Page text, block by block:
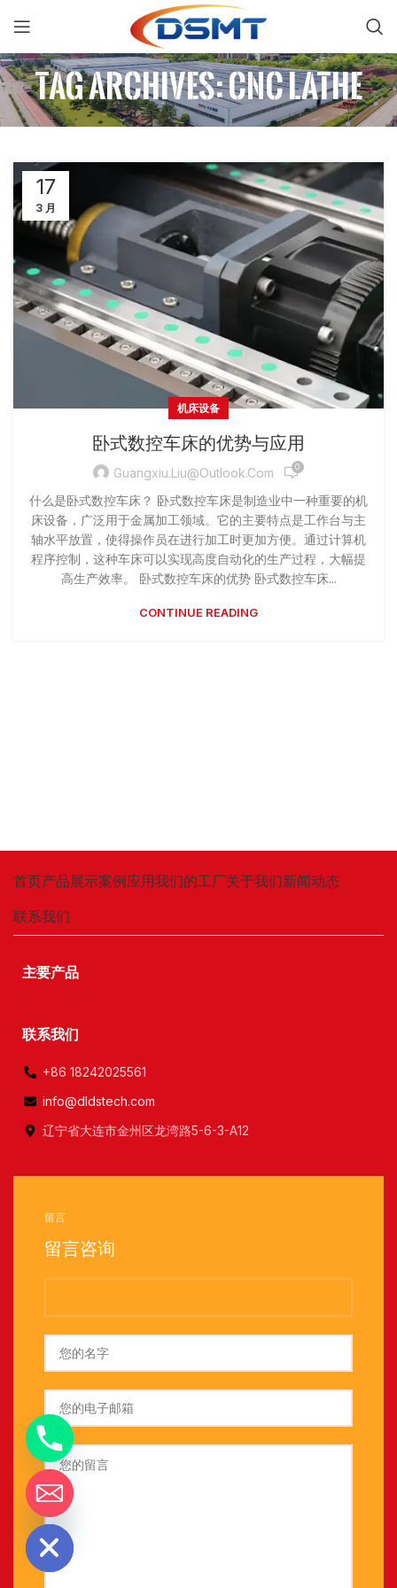
Tag Archives: CNC lathe
17
3 月
机床设备
卧式数控车床的优势与应用
Guangxiu.liu@outlook.com 0
什么是卧式数控车床？ 卧式数控车床是制造业中一种重要的机
床设备，广泛用于金属加工领域。它的主要特点是工作台与主
轴水平放置，使得操作员在进行加工时更加方便。通过计算机
程序控制，这种车床可以实现高度自动化的生产过程，大幅提
高生产效率。 卧式数控车床的优势 卧式数控车床...
CONTINUE READING
首页产品展示案例应用我们的工厂关于我们新闻动态
联系我们
主要产品
联系我们
+86 18242025561
info@dldstech.com
辽宁省大连市金州区龙湾路5-6-3-A12
留言
留言咨询
chaty